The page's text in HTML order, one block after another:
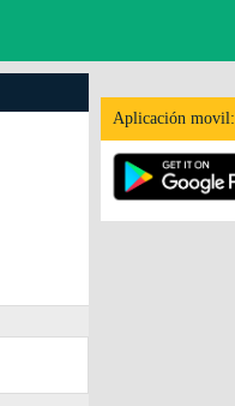
Aplicación movil: